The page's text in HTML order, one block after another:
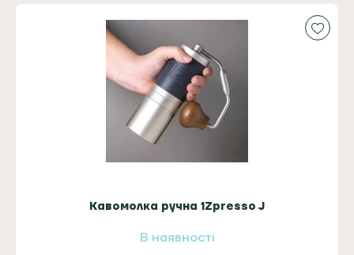
Кавомолка ручна 1Zpresso J
В наявності